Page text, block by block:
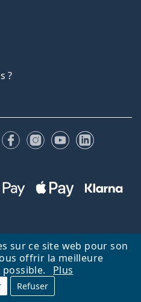
sur ce site web pour son
offrir la meilleure
Plus
Refuser
?
FacebookInstagram
YouTubeLinkedIn
d'accueil
Haut
Lentiamo s.r.o., République
pour vous depuis 18 ans.